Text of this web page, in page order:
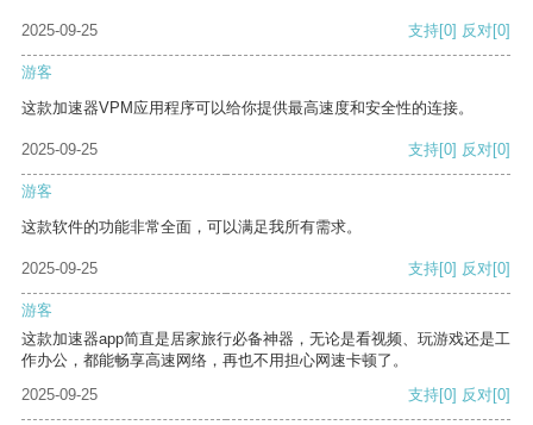
2025-09-25 支持[0] 反对[0]
游客
这款加速器VPM应用程序可以给你提供最高速度和安全性的连接。
2025-09-25 支持[0] 反对[0]
游客
这款软件的功能非常全面，可以满足我所有需求。
2025-09-25 支持[0] 反对[0]
游客
这款加速器app简直是居家旅行必备神器，无论是看视频、玩游戏还是工
作办公，都能畅享高速网络，再也不用担心网速卡顿了。
2025-09-25
支持[0] 反对[0]